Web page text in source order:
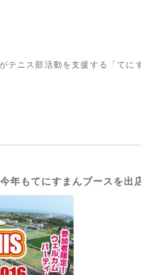
ニス部活動を支援する「てに
年もてにすまんブースを出